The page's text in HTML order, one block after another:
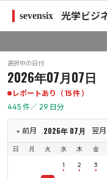
sevensix 光学ビジ
選択中の日付
2026年07月07日
レポートあり（ 15 件 ）
445 件／ 29 日分
« 前月 2026年 07月 翌月
日 月 火 水 木 金
1 2 3